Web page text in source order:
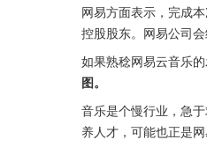
网易方面表示，完成
控股股东。网易公司
如果熟稔网易云音乐
图。
音乐是个慢行业，急
养人才，可能也正是